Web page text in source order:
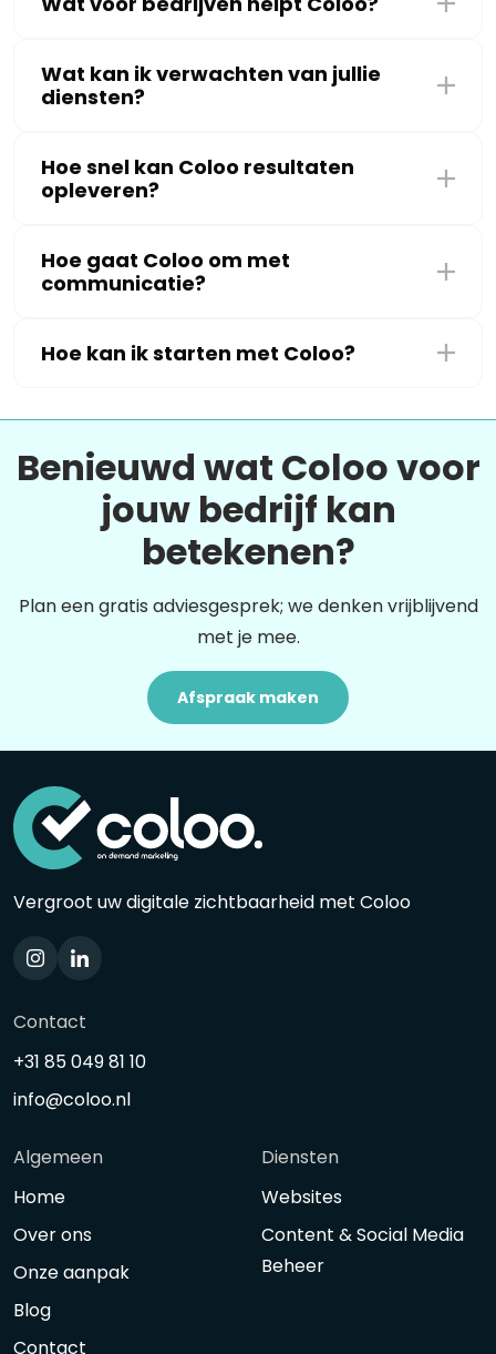
Wat kan ik verwachten van jullie
diensten?
Hoe snel kan Coloo resultaten
opleveren?
Hoe gaat Coloo om met
communicatie?
Hoe kan ik starten met Coloo?
Benieuwd wat Coloo voor
jouw bedrijf kan
betekenen?
Plan een gratis adviesgesprek; we denken vrijblijvend
met je mee.
Afspraak maken
Vergroot uw digitale zichtbaarheid met Coloo
Contact
+31 85 049 81 10
info@coloo.nl
Algemeen
Home
Over ons
Onze aanpak
Blog
Contact
Diensten
Websites
Content & Social Media
Beheer